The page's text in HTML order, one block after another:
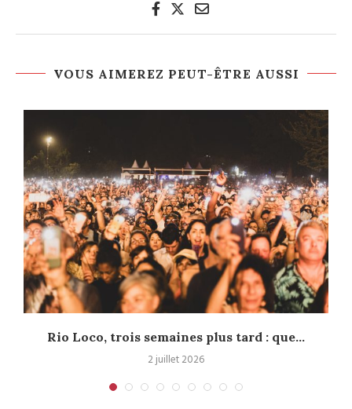
VOUS AIMEREZ PEUT-ÊTRE AUSSI
Rio Loco, trois semaines plus tard : que...
2 juillet 2026